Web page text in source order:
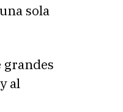
sola
grandes
al